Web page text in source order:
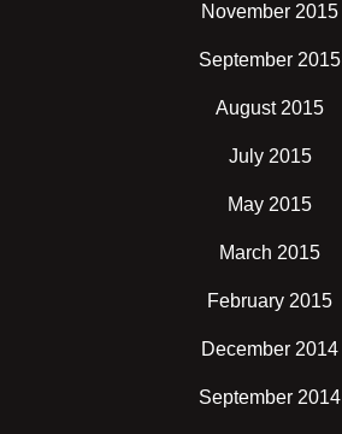
November 2015
September 2015
August 2015
July 2015
May 2015
March 2015
February 2015
December 2014
September 2014